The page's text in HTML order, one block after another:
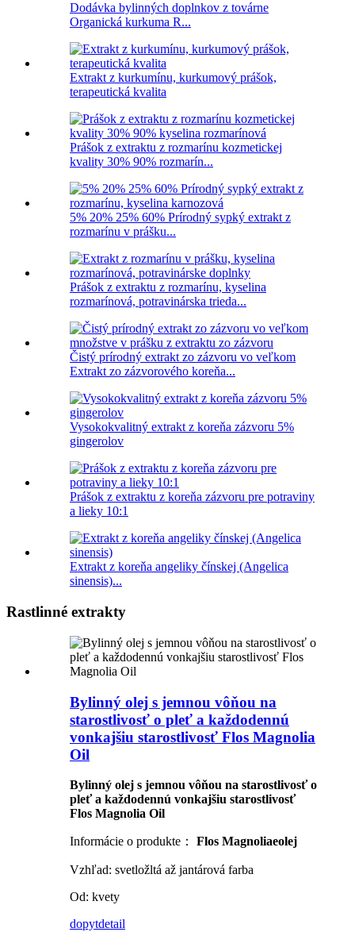
Dodávka bylinných doplnkov z továrne
Organická kurkuma R...
Extrakt z kurkumínu, kurkumový prášok,
terapeutická kvalita
Prášok z extraktu z rozmarínu kozmetickej
kvality 30% 90% rozmarín...
5% 20% 25% 60% Prírodný sypký extrakt z
rozmarínu v prášku...
Prášok z extraktu z rozmarínu, kyselina
rozmarínová, potravinárska trieda...
Čistý prírodný extrakt zo zázvoru vo veľkom
Extrakt zo zázvorového koreňa...
Vysokokvalitný extrakt z koreňa zázvoru 5%
gingerolov
Prášok z extraktu z koreňa zázvoru pre potraviny
a lieky 10:1
Extrakt z koreňa angeliky čínskej (Angelica
sinensis)...
Rastlinné extrakty
Bylinný olej s jemnou vôňou na
starostlivosť o pleť a každodennú
vonkajšiu starostlivosť Flos Magnolia
Oil
Bylinný olej s jemnou vôňou na starostlivosť o
pleť a každodennú vonkajšiu starostlivosť
Flos Magnolia Oil
Informácie o produkte： Flos Magnoliaeolej
Vzhľad: svetložltá až jantárová farba
Od: kvety
dopytdetail